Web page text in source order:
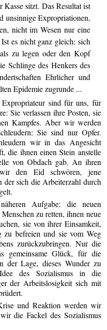
Kasse sitzt. Das Resultat ist
unsinnige Expropriationen,
nicht im Wesen nur eine
es nicht ganz gleich: sich
zu legen oder den Kopf
Schlinge des Henkers des
Ehrlicher und
Epidemie zugrunde ...
sind für uns, für
Sie verlassen ihre Posten, sie
Kampfes. Aber wir werden
Sie sind nur Opfer.
wir in das Angesicht
die ihnen einen Stein anstelle
von Obdach gab. An ihren
den Eid schwören, jene
der sich die Arbeiterzahl durch
Aufgabe: die neuen
zu retten, ihnen neue
sie von ihrer Einsamkeit,
befreien und sie vom Weg
zurückzubringen. Nur die
gemeinsame Glück, für die
der Lage, dieses Wunder zu
des Sozialismus in die
der Arbeitslosigkeit sich mit
und Reaktion werden wir
die Fackel des Sozialismus